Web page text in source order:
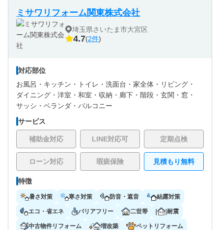
ミサワリフォーム関東株式会社
埼玉県さいたま市大宮区
4.7(2件)
対応部位
お風呂・ キッチン・ トイレ・ 洗面台・ 家全体・ リビング・
ダイニング・ 洋室・ 和室・ 収納・ 廊下・ 階段・ 玄関・ 窓・
サッシ・ ベランダ・バルコニー
サービス
補助金対応 LINE対応可 定期点検
ローン対応 瑕疵保険 見積もり無料
特徴
暑さ対策 寒さ対策 防音・遮音 結露対策
エコ・省エネ バリアフリー 二世帯 耐震
中古物件リフォーム 増改築 ペットリフォーム